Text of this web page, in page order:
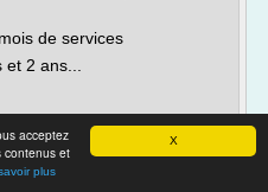
X
acceptez
contenus et
plus
de services
2 ans...
stagiaire fonction publique